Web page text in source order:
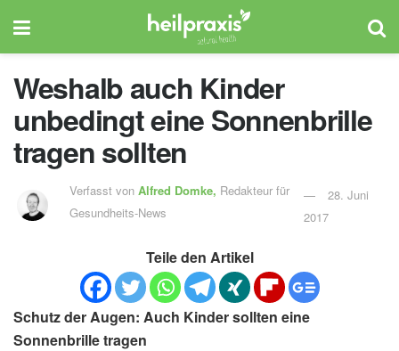
Weshalb auch Kinder
unbedingt eine Sonnenbrille
tragen sollten
Verfasst von Alfred Domke, Redakteur für
Gesundheits-News
28. Juni
2017
Teile den Artikel
Schutz der Augen: Auch Kinder sollten eine
Sonnenbrille tragen